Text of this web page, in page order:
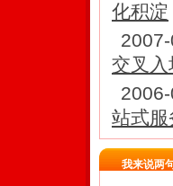
化积淀
交叉入
站式服
我来说两